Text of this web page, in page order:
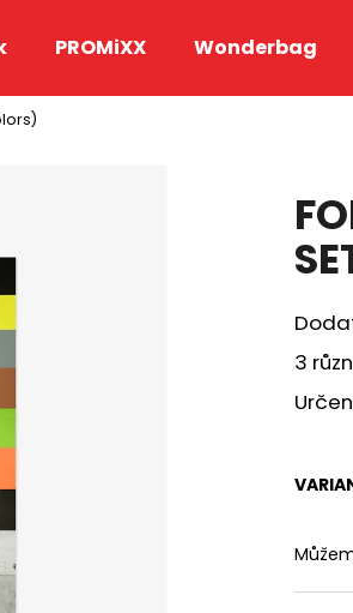
PROMiXX Wonderbag
3
Co potřebujete najít?